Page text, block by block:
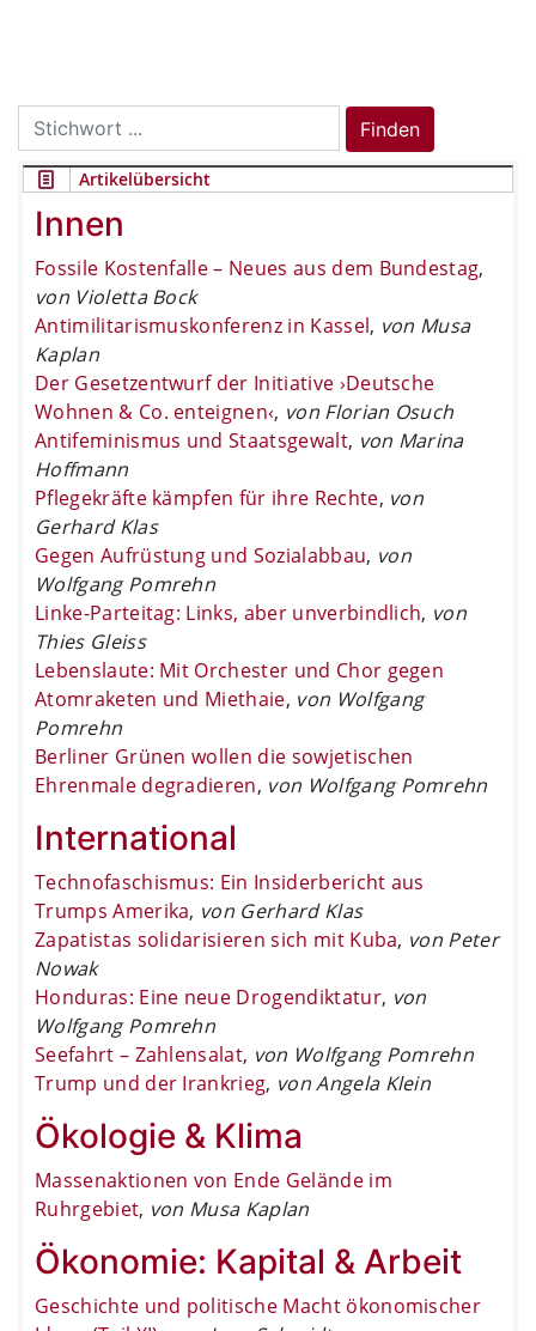
Search
for:
Finden
Artikelübersicht
Innen
Fossile Kostenfalle – Neues aus dem Bundestag,
von Violetta Bock
Antimilitarismuskonferenz in Kassel, von Musa
Kaplan
Der Gesetzentwurf der Initiative ›Deutsche
Wohnen & Co. enteignen‹, von Florian Osuch
Antifeminismus und Staatsgewalt, von Marina
Hoffmann
Pflegekräfte kämpfen für ihre Rechte, von
Gerhard Klas
Gegen Aufrüstung und Sozialabbau, von
Wolfgang Pomrehn
Linke-Parteitag: Links, aber unverbindlich, von
Thies Gleiss
Lebenslaute: Mit Orchester und Chor gegen
Atomraketen und Miethaie, von Wolfgang
Pomrehn
Berliner Grünen wollen die sowjetischen
Ehrenmale degradieren, von Wolfgang Pomrehn
International
Technofaschismus: Ein Insiderbericht aus
Trumps Amerika, von Gerhard Klas
Zapatistas solidarisieren sich mit Kuba, von Peter
Nowak
Honduras: Eine neue Drogendiktatur, von
Wolfgang Pomrehn
Seefahrt – Zahlensalat, von Wolfgang Pomrehn
Trump und der Irankrieg, von Angela Klein
Ökologie & Klima
Massenaktionen von Ende Gelände im
Ruhrgebiet, von Musa Kaplan
Ökonomie: Kapital & Arbeit
Geschichte und politische Macht ökonomischer